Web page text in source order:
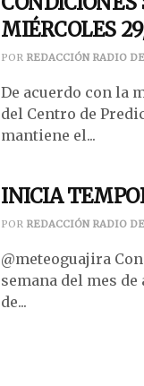
MIÉRCOLES
POR REDACCIÓN RADIO
De acuerdo con la
del Centro de
mantiene el...
INICIA
POR REDACCIÓN RADIO
@meteoguajira
semana del mes
de...